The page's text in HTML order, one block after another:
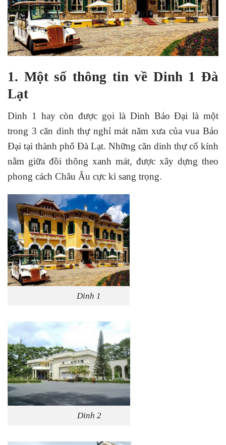
1. Một số thông tin về Dinh 1 Đà
Lạt
Dinh 1 hay còn được gọi là Dinh Bảo Đại là một
trong 3 căn dinh thự nghỉ mát năm xưa của vua Bảo
Đại tại thành phố Đà Lạt. Những căn dinh thự cổ kính
nằm giữa đồi thông xanh mát, được xây dựng theo
phong cách Châu Âu cực kì sang trọng.
Dinh 1
Dinh 2